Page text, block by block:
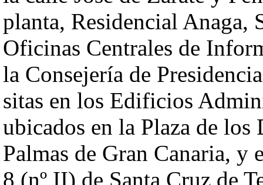
planta, Residencial Anaga,
Oficinas Centrales de
la Consejería de
sitas en los Edificios
ubicados en la Plaza de los
Palmas de Gran Canaria, y
8 (nº II) de Santa Cruz de